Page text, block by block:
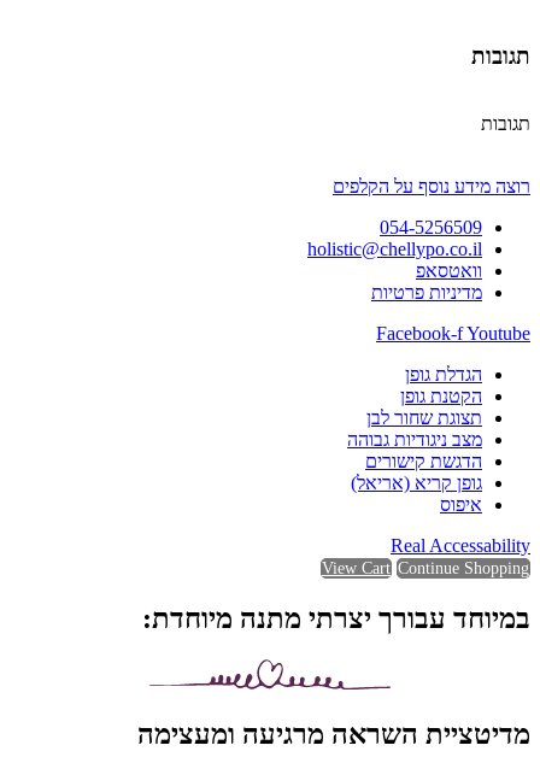
תגובות
תגובות
רוצה מידע נוסף על הקלפים
054-5256509
holistic@chellypo.co.il
וואטסאפ
מדיניות פרטיות
Facebook-fYoutube
הגדלת גופן
הקטנת גופן
תצוגת שחור לבן
מצב ניגודיות גבוהה
הדגשת קישורים
גופן קריא (אריאל)
איפוס
Real Accessability
View Cart Continue Shopping
במיוחד עבורך יצרתי מתנה מיוחדת:
מדיטציית השראה מרגיעה ומעצימה